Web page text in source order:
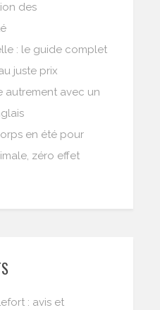
des
: le guide complet
juste prix
autrement avec un
en été pour
zéro effet
: avis et